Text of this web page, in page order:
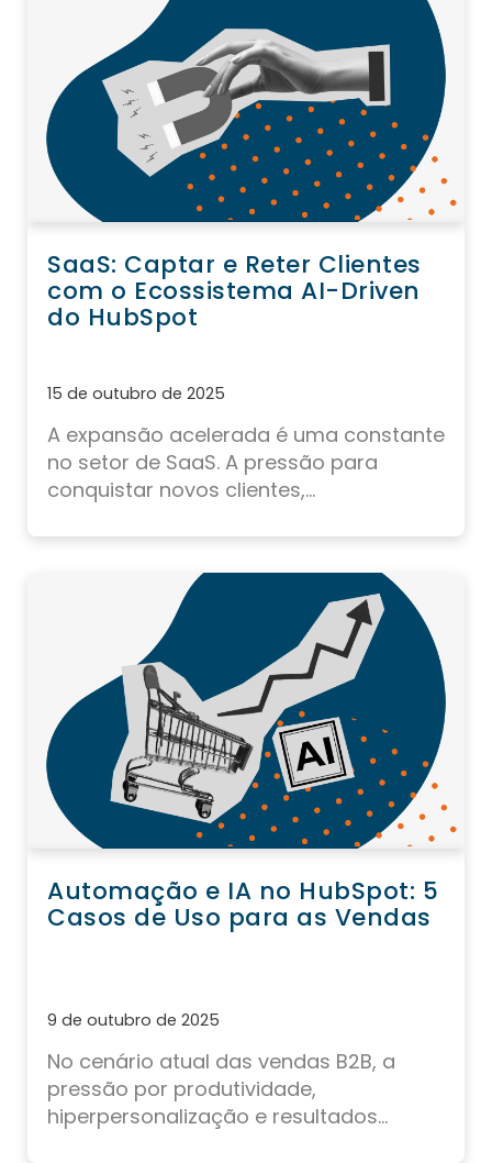
SaaS: Captar e Reter Clientes
com o Ecossistema AI-Driven
do HubSpot
15 de outubro de 2025
A expansão acelerada é uma constante
no setor de SaaS. A pressão para
conquistar novos clientes,...
Automação e IA no HubSpot: 5
Casos de Uso para as Vendas
9 de outubro de 2025
No cenário atual das vendas B2B, a
pressão por produtividade,
hiperpersonalização e resultados...